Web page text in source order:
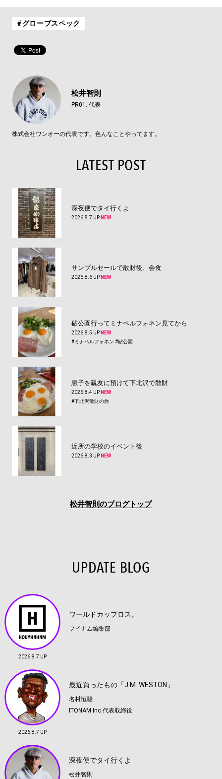
#グローブスペック
松井智則
PR01. 代表
株式会社ワンオーの代表です。色んなことやってます。
LATEST POST
深夜便でタイ行くよ
2026.8.7 UP NEW
サンプルセールで散財後、会食
2026.8.6 UP NEW
砧公園行ってミナペルフォネン見てから
2026.8.5 UP NEW
#ミナペルフォネン #砧公園
息子を親友に預けて下北沢で散財
2026.8.4 UP NEW
#下北沢散財の旅
近所の学校のイベント後
2026.8.3 UP NEW
松井智則のブログトップ
UPDATE BLOG
2026.8.7 UP
ワールドカップロス。
フイナム編集部
2026.8.7 UP
最近買ったもの「J.M. WESTON」
名村恒毅
ITONAM Inc.代表取締役
深夜便でタイ行くよ
松井智則